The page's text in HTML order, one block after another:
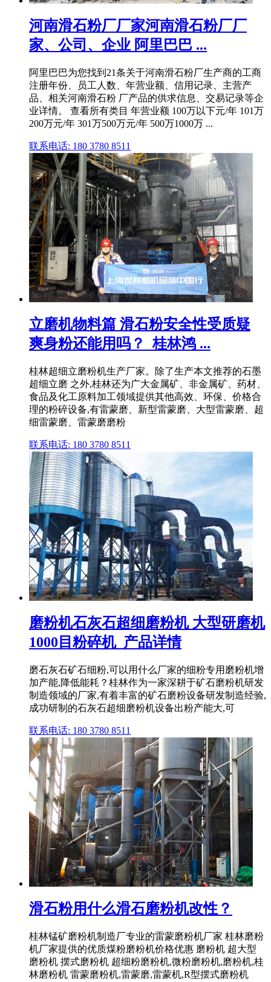
河南滑石粉厂厂家河南滑石粉厂厂
家、公司、企业 阿里巴巴 ...
阿里巴巴为您找到21条关于河南滑石粉厂生产商的工商
注册年份、员工人数、年营业额、信用记录、主营产
品、相关河南滑石粉 厂产品的供求信息、交易记录等企
业详情。 查看所有类目 年营业额 100万以下元/年 101万
200万元/年 301万500万元/年 500万1000万 ...
联系电话: 180 3780 8511
立磨机物料篇 滑石粉安全性受质疑
爽身粉还能用吗？_桂林鸿 ...
桂林超细立磨粉机生产厂家。除了生产本文推荐的石墨
超细立磨 之外,桂林还为广大金属矿、非金属矿、药材、
食品及化工原料加工领域提供其他高效、环保、价格合
理的粉碎设备,有雷蒙磨、新型雷蒙磨、大型雷蒙磨、超
细雷蒙磨、雷蒙磨磨粉
联系电话: 180 3780 8511
磨粉机石灰石超细磨粉机 大型研磨机
1000目粉碎机_产品详情
磨石灰石矿石细粉,可以用什么厂家的细粉专用磨粉机增
加产能,降低能耗？桂林作为一家深耕于矿石磨粉机研发
制造领域的厂家,有着丰富的矿石磨粉设备研发制造经验,
成功研制的石灰石超细磨粉机设备出粉产能大,可
联系电话: 180 3780 8511
滑石粉用什么滑石磨粉机改性？
桂林锰矿磨粉机制造厂专业的雷蒙磨粉机厂家 桂林磨粉
机厂家提供的优质煤粉磨粉机价格优惠 磨粉机 超大型
磨粉机 摆式磨粉机 超细粉磨粉机,微粉磨粉机,磨粉机,桂
林磨粉机 雷蒙磨粉机,雷蒙磨,雷蒙机,R型摆式磨粉机